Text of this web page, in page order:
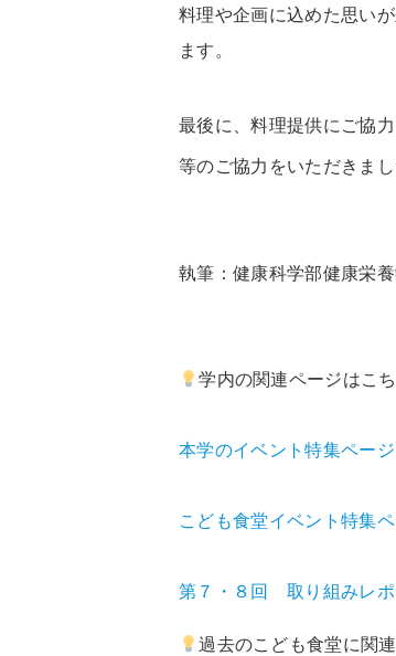
料理や企画に込めた思い
ます。
最後に、料理提供にご協
等のご協力をいただきまし
執筆：健康科学部健康栄
学内の関連ページはこち
本学のイベント特集ページ
こども食堂イベント特集
第７・８回 取り組みレポ
過去のこども食堂に関